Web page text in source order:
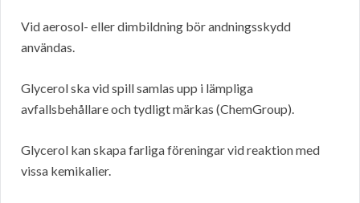
Vid aerosol- eller dimbildning bör andningsskydd
användas.
Glycerol ska vid spill samlas upp i lämpliga
avfallsbehållare och tydligt märkas (ChemGroup).
Glycerol kan skapa farliga föreningar vid reaktion med
vissa kemikalier.